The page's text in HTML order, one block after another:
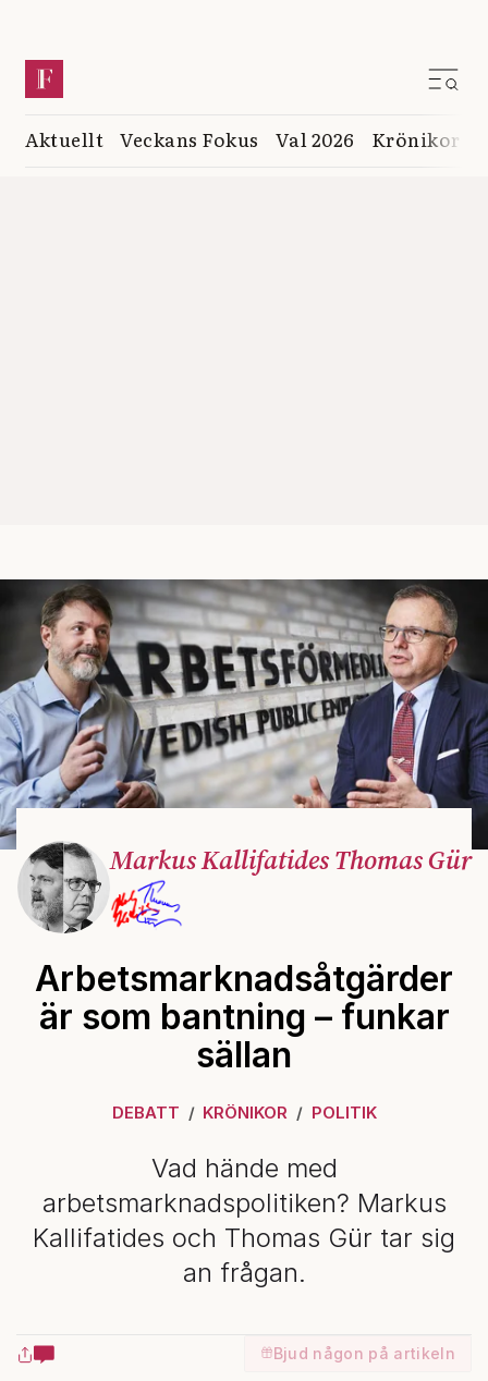
Aktuellt Veckans Fokus Val 2026 Krönikor
Markus Kallifatides Thomas Gür
Arbetsmarknadsåtgärder
är som bantning – funkar
sällan
DEBATT KRÖNIKOR POLITIK
Vad hände med
arbetsmarknadspolitiken? Markus
Kallifatides och Thomas Gür tar sig
an frågan.
Bjud någon på artikeln